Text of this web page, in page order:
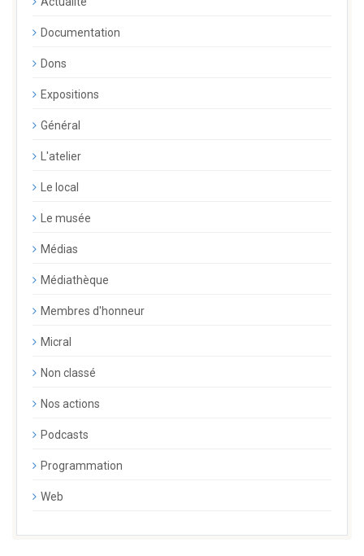
Documentation
Dons
Expositions
Général
L'atelier
Le local
Le musée
Médias
Médiathèque
Membres d'honneur
Micral
Non classé
Nos actions
Podcasts
Programmation
Web